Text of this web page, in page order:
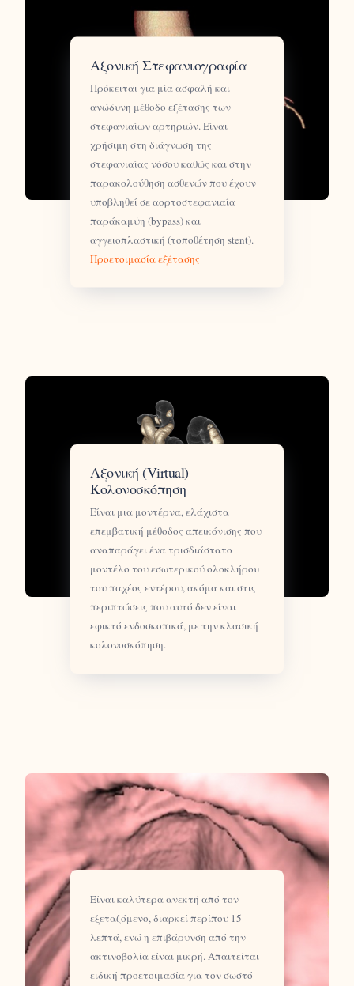
Αξονική Στεφανιογραφία
Πρόκειται για μία ασφαλή και
ανώδυνη μέθοδο εξέτασης των
στεφανιαίων αρτηριών. Είναι
χρήσιμη στη διάγνωση της
στεφανιαίας νόσου καθώς και στην
παρακολούθηση ασθενών που έχουν
υποβληθεί σε αορτοστεφανιαία
παράκαμψη (bypass) και
αγγειοπλαστική (τοποθέτηση stent).
Προετοιμασία εξέτασης
Αξονική (Virtual)
Κολονοσκόπηση
Eίναι μια μοντέρνα, ελάχιστα
επεμβατική μέθοδος απεικόνισης που
αναπαράγει ένα τρισδιάστατο
μοντέλο του εσωτερικού ολοκλήρου
του παχέος εντέρου, ακόμα και στις
περιπτώσεις που αυτό δεν είναι
εφικτό ενδοσκοπικά, με την κλασική
κολονοσκόπηση.
Είναι καλύτερα ανεκτή από τον
εξεταζόμενο, διαρκεί περίπου 15
λεπτά, ενώ η επιβάρυνση από την
ακτινοβολία είναι μικρή. Απαιτείται
ειδική προετοιμασία για τον σωστό